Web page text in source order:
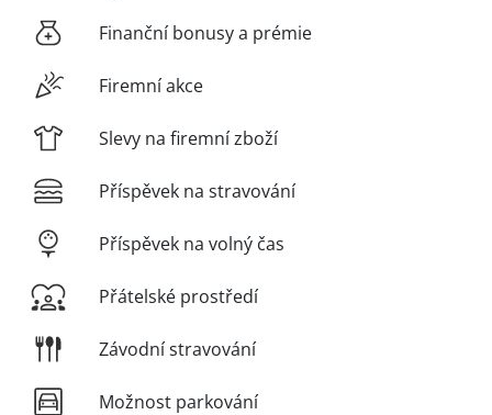
Finanční bonusy a prémie
Firemní akce
Slevy na firemní zboží
Příspěvek na stravování
Příspěvek na volný čas
Přátelské prostředí
Závodní stravování
Možnost parkování